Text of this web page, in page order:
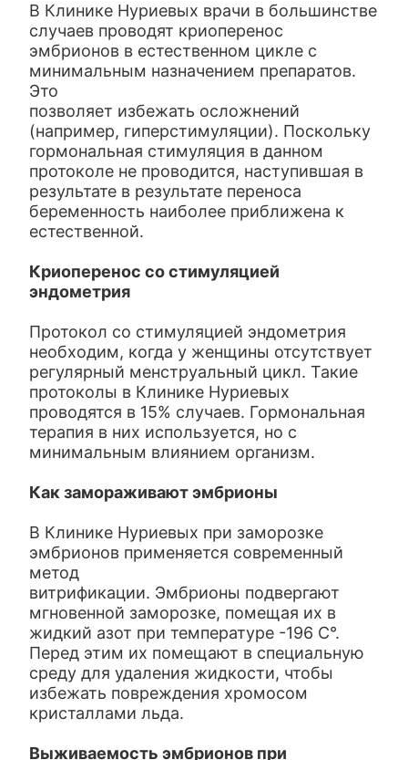
В Клинике Нуриевых врачи в большинстве
случаев проводят криоперенос
эмбрионов в естественном цикле с
минимальным назначением препаратов.
Это
позволяет избежать осложнений
(например, гиперстимуляции). Поскольку
гормональная стимуляция в данном
протоколе не проводится, наступившая в
результате в результате переноса
беременность наиболее приближена к
естественной.
Криоперенос со стимуляцией
эндометрия
Протокол со стимуляцией эндометрия
необходим, когда у женщины отсутствует
регулярный менструальный цикл. Такие
протоколы в Клинике Нуриевых
проводятся в 15% случаев. Гормональная
терапия в них используется, но с
минимальным влиянием организм.
Как замораживают эмбрионы
В Клинике Нуриевых при заморозке
эмбрионов применяется современный
метод
витрификации. Эмбрионы подвергают
мгновенной заморозке, помещая их в
жидкий азот при температуре -196 С°.
Перед этим их помещают в специальную
среду для удаления жидкости, чтобы
избежать повреждения хромосом
кристаллами льда.
Выживаемость эмбрионов при